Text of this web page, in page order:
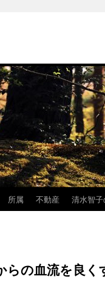
所属 不動産 清水智
の血流を良く